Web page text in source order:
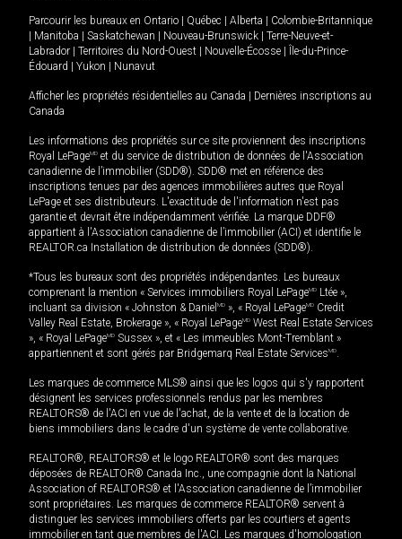
Parcourir les bureaux en Ontario Québec Alberta
Colombie-Britannique
Manitoba Saskatchewan Nouveau-Brunswick
Terre-Neuve-et-
Labrador
Territoires du Nord-Ouest Nouvelle-Écosse
Île-du-Prince-
Édouard
Yukon Nunavut
Afficher les propriétés résidentielles au Canada
Dernières inscriptions au
Canada
Les informations des propriétés sur ce site proviennent des inscriptions
Royal LePageMD et du service de distribution de données de l'Association
canadienne de l’immobilier (SDD®). SDD® met en référence des
inscriptions tenues par des agences immobilières autres que Royal
LePage et ses distributeurs. L'exactitude de l'information n'est pas
garantie et devrait être indépendamment vérifiée. La marque DDF®
appartient à l'Association canadienne de l’immobilier (ACI) et identifie le
REALTOR.ca Installation de distribution de données (SDD®).
*Tous les bureaux sont des propriétés indépendantes. Les bureaux
comprenant la mention « Services immobiliers Royal LePageMD Ltée »,
incluant sa division « Johnston & Daniel MD », « Royal LePageMD Credit
Valley Real Estate, Brokerage », « Royal LePageMD West Real Estate Services
», « Royal LePageMD Sussex », et « Les immeubles Mont-Tremblant »
appartiennent et sont gérés par Bridgemarq Real Estate ServicesMD.
Les marques de commerce MLS® ainsi que les logos qui s'y rapportent
désignent les services professionnels rendus par les membres
REALTORS® de l'ACI en vue de l'achat, de la vente et de la location de
biens immobiliers dans le cadre d'un système de vente collaborative.
REALTOR®, REALTORS® et le logo REALTOR® sont des marques
déposées de REALTOR® Canada Inc., une compagnie dont la National
Association of REALTORS® et l'Association canadienne de l’immobilier
sont propriétaires. Les marques de commerce REALTOR® servent à
distinguer les services immobiliers offerts par les courtiers et agents
immobilier en tant que membres de l'ACI. Les marques d'homologation